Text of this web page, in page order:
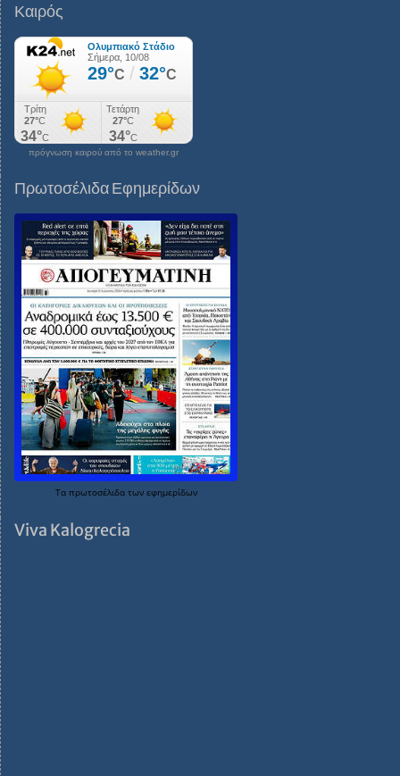
Καιρός
πρόγνωση καιρού από το weather.gr
Πρωτοσέλιδα Εφημερίδων
Τα πρωτοσέλιδα των εφημερίδων
Viva Kalogrecia